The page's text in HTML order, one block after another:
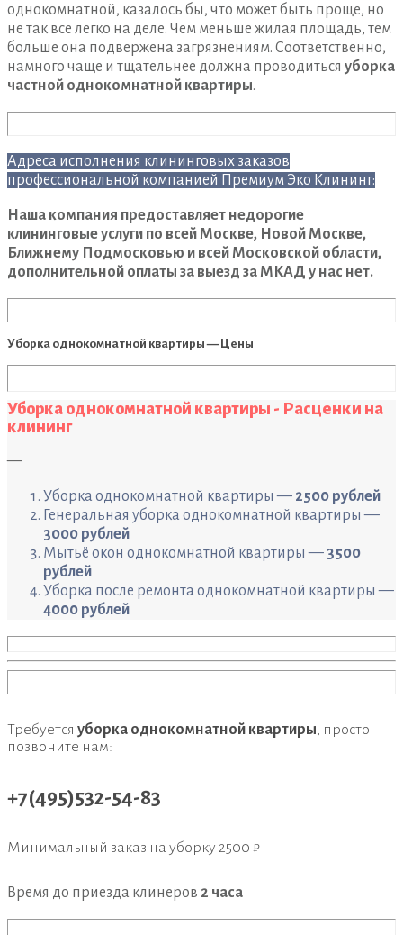
однокомнатной, казалось бы, что может быть проще, но
не так все легко на деле. Чем меньше жилая площадь, тем
больше она подвержена загрязнениям. Соответственно,
намного чаще и тщательнее должна проводиться уборка
частной однокомнатной квартиры.
Адреса исполнения клининговых заказов
профессиональной компанией Премиум Эко Клининг:
Наша компания предоставляет недорогие
клининговые услуги по всей Москве, Новой Москве,
Ближнему Подмосковью и всей Московской области,
дополнительной оплаты за выезд за МКАД у нас нет.
Уборка однокомнатной квартиры — Цены
Уборка однокомнатной квартиры - Расценки на
клининг
—
Уборка однокомнатной квартиры — 2500 рублей
Генеральная уборка однокомнатной квартиры —
3000 рублей
Мытьё окон однокомнатной квартиры — 3500
рублей
Уборка после ремонта однокомнатной квартиры —
4000 рублей
Требуется уборка однокомнатной квартиры, просто
позвоните нам:
+7(495)532-54-83
Минимальный заказ на уборку 2500 ₽
Время до приезда клинеров 2 часа